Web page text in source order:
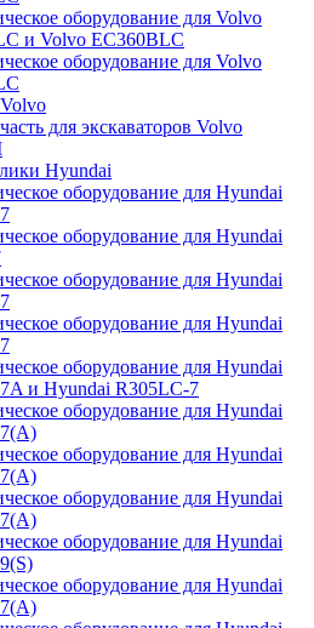
оборудование для Volvo
и Volvo EC360BLC
оборудование для Volvo
для экскаваторов Volvo
Hyundai
оборудование для Hyundai
оборудование для Hyundai
оборудование для Hyundai
оборудование для Hyundai
оборудование для Hyundai
и Hyundai R305LC-7
оборудование для Hyundai
оборудование для Hyundai
оборудование для Hyundai
оборудование для Hyundai
оборудование для Hyundai